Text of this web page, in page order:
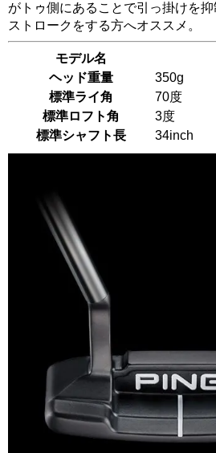
がトゥ側にあることで引っ掛けを
ストロークをする方へオススメ。
モデル名
ヘッド重量
350g
標準ライ角
70度
標準ロフト角
3度
標準シャフト長
34inch